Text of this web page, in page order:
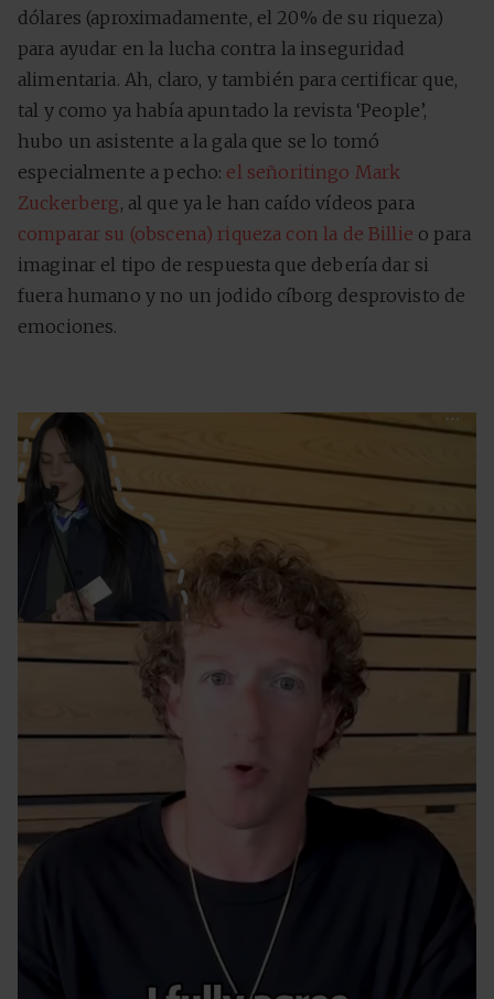
dólares (aproximadamente, el 20% de su riqueza)
para ayudar en la lucha contra la inseguridad
alimentaria. Ah, claro, y también para certificar que,
tal y como ya había apuntado la revista ‘People’,
hubo un asistente a la gala que se lo tomó
especialmente a pecho: el señoritingo Mark
Zuckerberg, al que ya le han caído vídeos para
comparar su (obscena) riqueza con la de Billie o para
imaginar el tipo de respuesta que debería dar si
fuera humano y no un jodido cíborg desprovisto de
emociones.